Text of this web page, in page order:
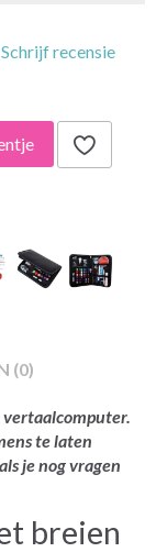
Schrijf recensie
(0)
te laten
je nog vragen
breien